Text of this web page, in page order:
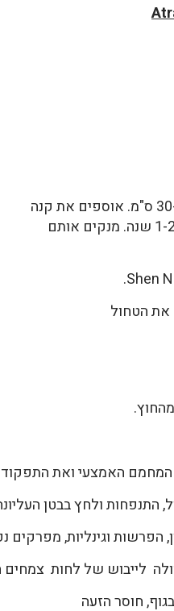
צמח רב שנתי בגובה 30-80 ס"מ. אוספים את קנה
השורש באביב או בסתיו, מצמחים בני 1-2 שנה. מנקים אותם
את הטחול
האמצעי ואת
ולחץ בבטן
וגינליות, מפרקים
לייבוש של לחות צמחים
חוסר הזעה